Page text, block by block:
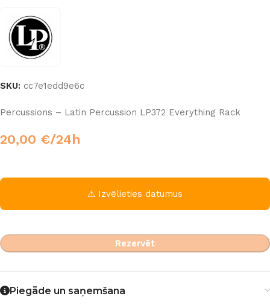
SKU: cc7e1edd9e6c
Percussions – Latin Percussion LP372 Everything Rack
20,00 €/24h
⚠ Izvēlieties datumus
Rezervēt
Piegāde un saņemšana